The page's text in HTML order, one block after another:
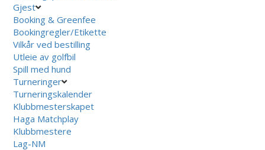
Gjest
Booking & Greenfee
Bookingregler/Etikette
Vilkår ved bestilling
Utleie av golfbil
Spill med hund
Turneringer
Turneringskalender
Klubbmesterskapet
Haga Matchplay
Klubbmestere
Lag-NM